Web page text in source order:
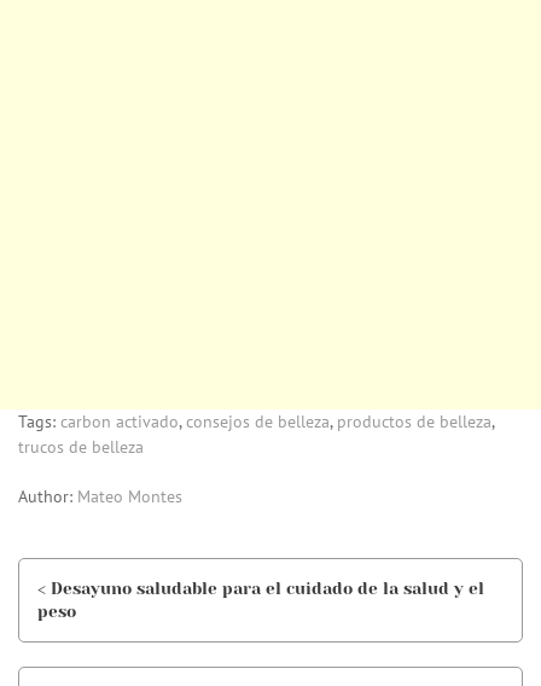
Tags: carbon activado,consejos de belleza, productos de belleza,
trucos de belleza
Author: Mateo Montes
< Desayuno saludable para el cuidado de la salud y el
peso